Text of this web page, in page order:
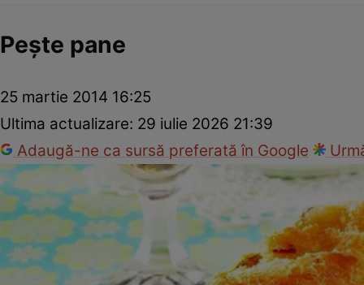
Peşte pane
25 martie 2014 16:25
Ultima actualizare: 29 iulie 2026 21:39
Adaugă-ne ca sursă preferată în Google